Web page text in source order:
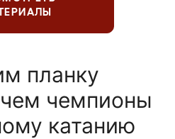
планку
чемпионы
катанию